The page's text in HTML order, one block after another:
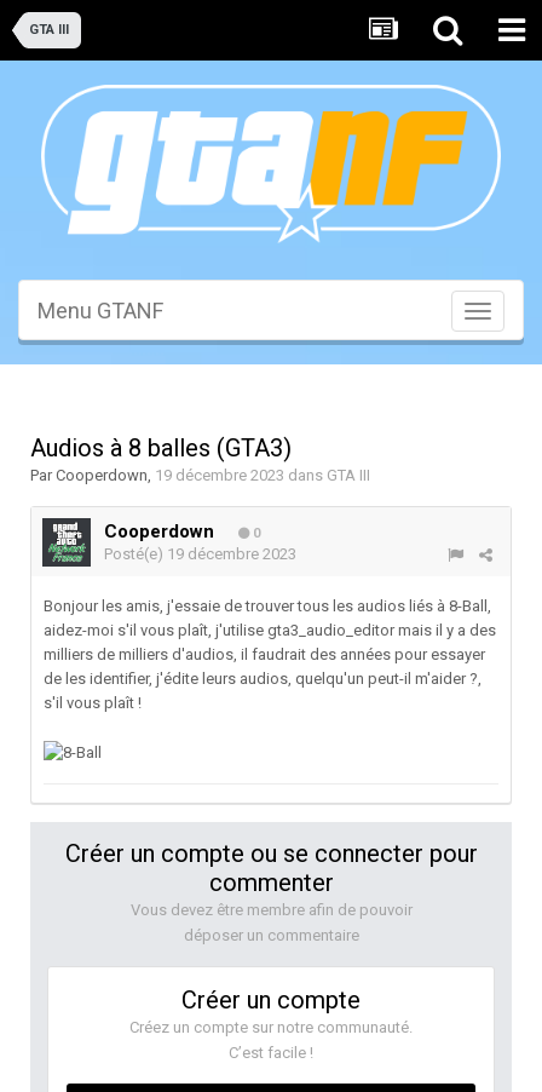
GTA III
Toggle
Menu GTANF
Audios à 8 balles (GTA3)
ParCooperdown, 19 décembre 2023 dans GTA III
Cooperdown 0
Posté(e) 19 décembre 2023
Bonjour les amis, j'essaie de trouver tous les audios liés à 8-Ball,
aidez-moi s'il vous plaît, j'utilise gta3_audio_editor mais il y a des
milliers de milliers d'audios, il faudrait des années pour essayer
de les identifier, j'édite leurs audios, quelqu'un peut-il m'aider ?,
s'il vous plaît !
Créer un compte ou se connecter pour
commenter
Vous devez être membre afin de pouvoir
déposer un commentaire
Créer un compte
Créez un compte sur notre communauté.
C’est facile !